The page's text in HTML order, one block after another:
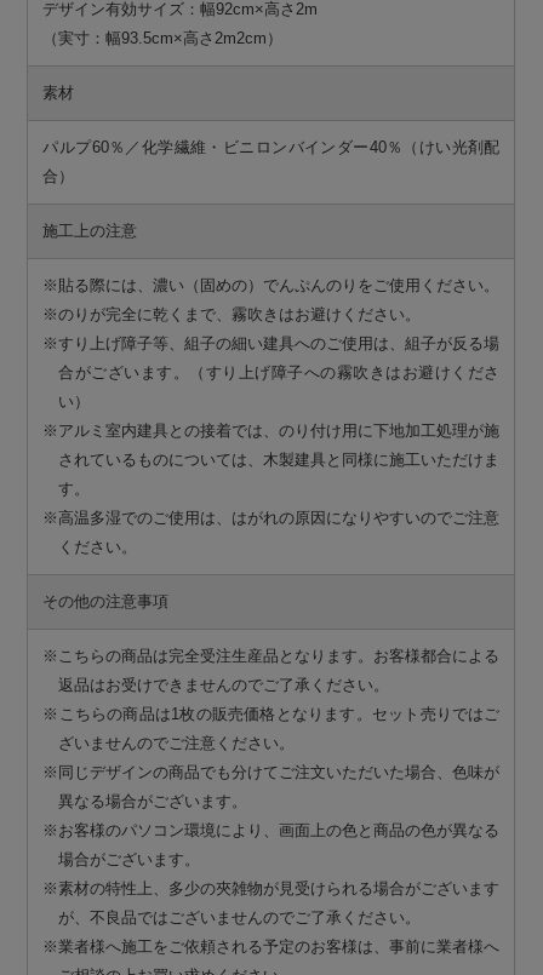
デザイン有効サイズ：幅92cm×高さ2m
（実寸：幅93.5cm×高さ2m2cm）
素材
パルプ60％／化学繊維・ビニロンバインダー40％（けい光剤配
合）
施工上の注意
※貼る際には、濃い（固めの）でんぷんのりをご使用ください。
※のりが完全に乾くまで、霧吹きはお避けください。
※すり上げ障子等、組子の細い建具へのご使用は、組子が反る場
合がございます。（すり上げ障子への霧吹きはお避けくださ
い）
※アルミ室内建具との接着では、のり付け用に下地加工処理が施
されているものについては、木製建具と同様に施工いただけま
す。
※高温多湿でのご使用は、はがれの原因になりやすいのでご注意
ください。
その他の注意事項
※こちらの商品は完全受注生産品となります。お客様都合による
返品はお受けできませんのでご了承ください。
※こちらの商品は1枚の販売価格となります。セット売りではご
ざいませんのでご注意ください。
※同じデザインの商品でも分けてご注文いただいた場合、色味が
異なる場合がございます。
※お客様のパソコン環境により、画面上の色と商品の色が異なる
場合がございます。
※素材の特性上、多少の夾雑物が見受けられる場合がございます
が、不良品ではございませんのでご了承ください。
※業者様へ施工をご依頼される予定のお客様は、事前に業者様へ